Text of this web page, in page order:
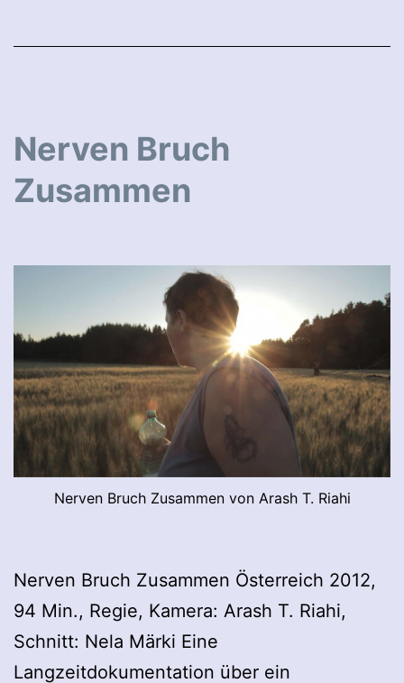
Nerven Bruch
Zusammen
Nerven Bruch Zusammen von Arash T. Riahi
Nerven Bruch Zusammen Österreich 2012,
94 Min., Regie, Kamera: Arash T. Riahi,
Schnitt: Nela Märki Eine
Langzeitdokumentation über ein